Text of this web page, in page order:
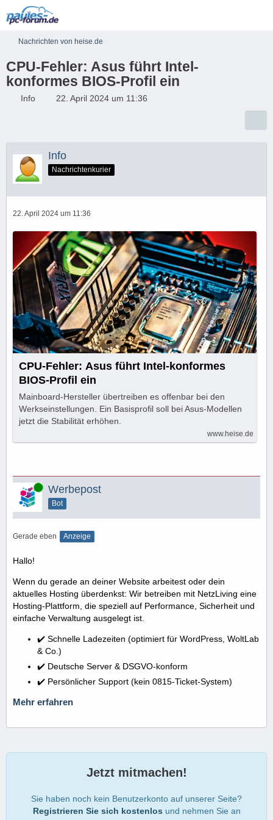
Nachrichten von heise.de
CPU-Fehler: Asus führt Intel-
konformes BIOS-Profil ein
Info 22. April 2024 um 11:36
Info
Nachrichtenkurier
22. April 2024 um 11:36
CPU-Fehler: Asus führt Intel-konformes
BIOS-Profil ein
Mainboard-Hersteller übertreiben es offenbar bei den
Werkseinstellungen. Ein Basisprofil soll bei Asus-Modellen
jetzt die Stabilität erhöhen.
www.heise.de
Online Werbepost
Bot
Gerade eben Anzeige
Hallo!
Wenn du gerade an deiner Website arbeitest oder dein
aktuelles Hosting überdenkst: Wir betreiben mit NetzLiving eine
Hosting-Plattform, die speziell auf Performance, Sicherheit und
einfache Verwaltung ausgelegt ist.
✔️ Schnelle Ladezeiten (optimiert für WordPress, WoltLab
& Co.)
✔️ Deutsche Server & DSGVO-konform
✔️ Persönlicher Support (kein 0815-Ticket-System)
Mehr erfahren
Jetzt mitmachen!
Sie haben noch kein Benutzerkonto auf unserer Seite?
Registrieren Sie sich kostenlos und nehmen Sie an